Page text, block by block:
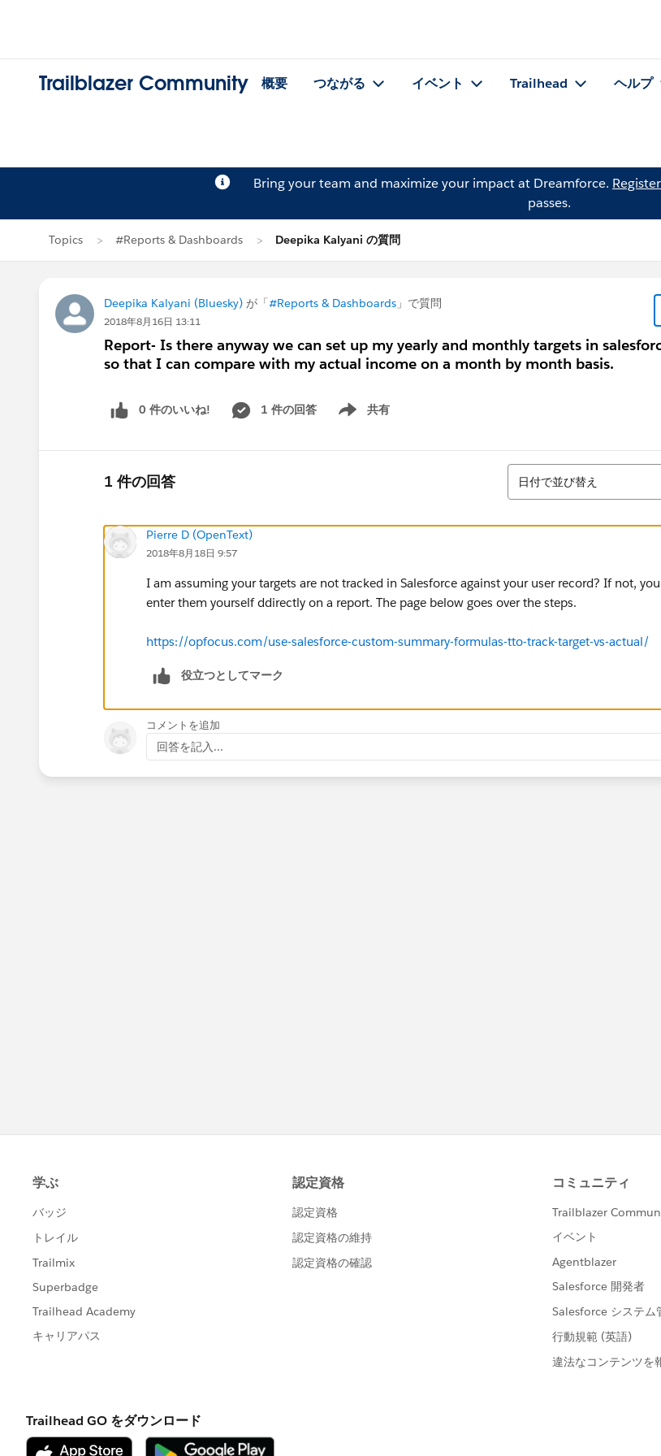
Trailblazer Community 概要 つながる イベント Trailhead ヘルプ
Bring your team and maximize your impact at Dreamforce. Register
passes.
Topics #Reports & Dashboards Deepika Kalyani の質問
Deepika Kalyani (Bluesky) が「#Reports & Dashboards 」で質問
2018年8月16日 13:11
Report- Is there anyway we can set up my yearly and monthly targets in
so that I can compare with my actual income on a month by month basis.
0 件のいいね! 1 件の回答 共有
Show menu
1 件の回答
並び替え
日付で並び替え
Pierre D (OpenText)
2018年8月18日 9:57
I am assuming your targets are not tracked in Salesforce against your user record? If not,
enter them yourself ddirectly on a report. The page below goes over the steps.
https://opfocus.com/use-salesforce-custom-summary-formulas-tto-track-target-vs-actual/
役立つとしてマーク
コメントを追加
回答を記入...